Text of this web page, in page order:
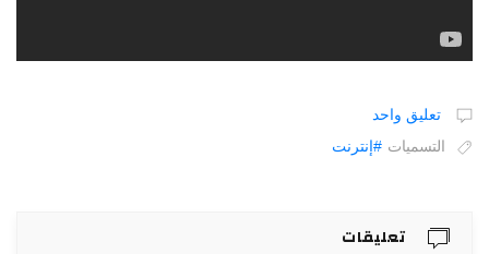
تعليق واحد
التسميات #إنترنت
تعليقات